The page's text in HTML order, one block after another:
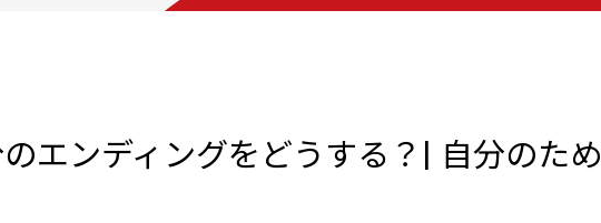
エンディングをどうする？| 自分のため